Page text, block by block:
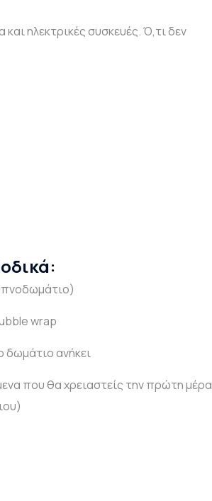
και ηλεκτρικές συσκευές. Ό,τι δεν
wrap
δωμάτιο ανήκει
που θα χρειαστείς την πρώτη μέρα